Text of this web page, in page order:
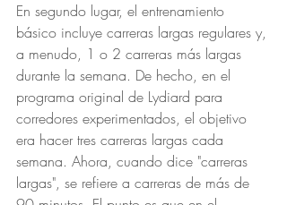
En segundo lugar, el entrenamiento
básico incluye carreras largas regulares y,
a menudo, 1 o 2 carreras más largas
durante la semana. De hecho, en el
programa original de Lydiard para
corredores experimentados, el objetivo
era hacer tres carreras largas cada
semana. Ahora, cuando dice "carreras
largas", se refiere a carreras de más de